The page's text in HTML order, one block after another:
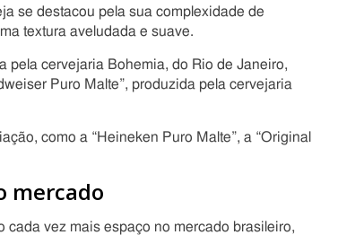
se destacou pela sua complexidade de
textura aveludada e suave.
pela cervejaria Bohemia, do Rio de Janeiro,
Puro Malte”, produzida pela cervejaria
como a “Heineken Puro Malte”, a “Original
mercado
cada vez mais espaço no mercado brasileiro,